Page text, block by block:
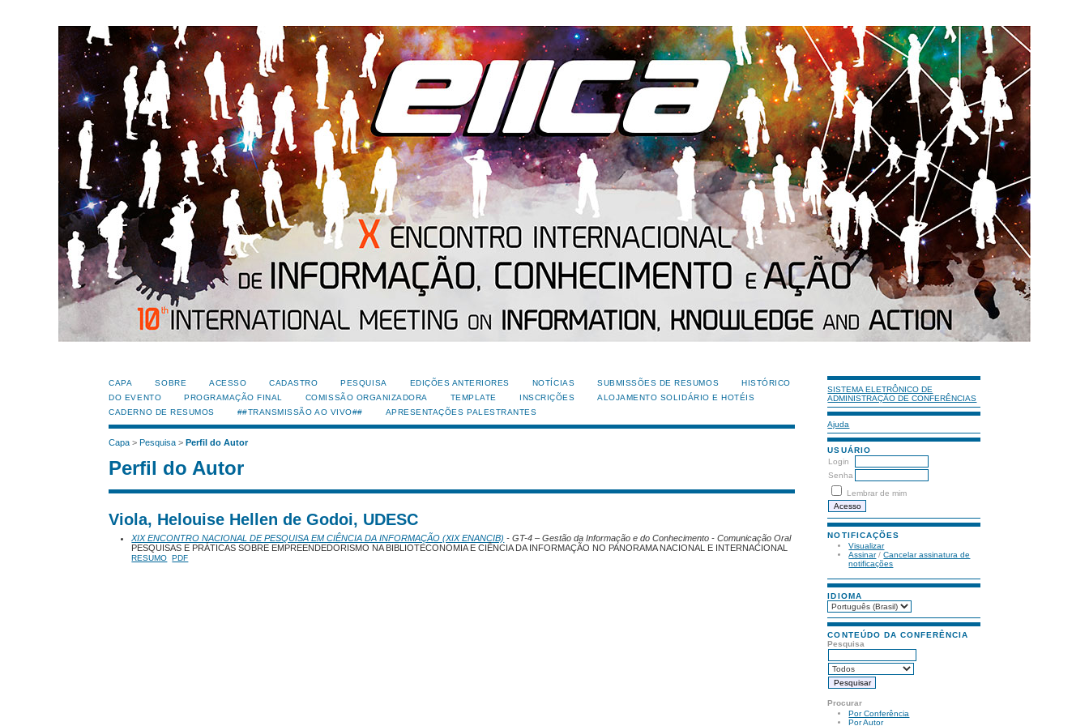
SISTEMA ELETRÔNICO DE
ADMINISTRAÇÃO DE CONFERÊNCIAS
Ajuda
USUÁRIO
Login
Senha
Lembrar de mim
NOTIFICAÇÕES
Visualizar
Assinar/Cancelar assinatura de
notificações
IDIOMA
CONTEÚDO DA CONFERÊNCIA
Pesquisa
Procurar
Por Conferência
Por Autor
CAPA SOBRE ACESSO CADASTRO PESQUISA EDIÇÕES ANTERIORES NOTÍCIAS SUBMISSÕES DE RESUMOS
HISTÓRICO
DO EVENTO
PROGRAMAÇÃO FINAL COMISSÃO ORGANIZADORA TEMPLATE INSCRIÇÕES
ALOJAMENTO SOLIDÁRIO E HOTÉIS
CADERNO DE RESUMOS
##TRANSMISSÃO AO VIVO## APRESENTAÇÕES PALESTRANTES
Capa >Pesquisa >Perfil do Autor
Perfil do Autor
Viola, Helouise Hellen de Godoi, UDESC
XIX ENCONTRO NACIONAL DE PESQUISA EM CIÊNCIA DA INFORMAÇÃO (XIX ENANCIB) - GT-4 – Gestão da Informação e do Conhecimento - Comunicação Oral
PESQUISAS E PRÁTICAS SOBRE EMPREENDEDORISMO NA BIBLIOTECONOMIA E CIÊNCIA DA INFORMAÇÃO NO PANORAMA NACIONAL E INTERNACIONAL
RESUMO PDF